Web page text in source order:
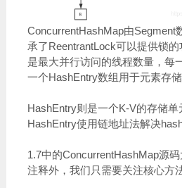
ConcurrentHashMap由Segment
承了ReentrantLock可以提供锁的
是最大并行访问的线程数量，每
一个HashEntry数组用于元素存储
HashEntry则是一个K-V的存储单
HashEntry使用链地址法解决
1.7中的ConcurrentHashMap源
注释外，我们只需要关注核心方